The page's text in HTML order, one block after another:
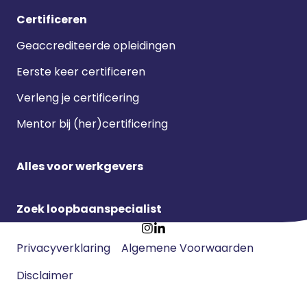
Certificeren
Geaccrediteerde opleidingen
Eerste keer certificeren
Verleng je certificering
Mentor bij (her)certificering
Alles voor werkgevers
Zoek loopbaanspecialist
GaGa
Footer
navigatie
Privacyverklaring
Algemene Voorwaarden
Disclaimer